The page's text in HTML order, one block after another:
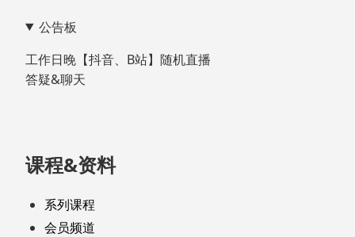
脚 公告板
工作日晚【抖音、B站】随机直播
答疑&聊天
课程&资料
系列课程
会员频道